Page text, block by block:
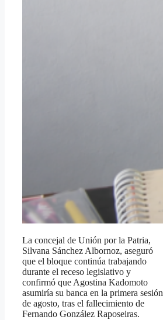
La concejal de Unión por la Patria,
Silvana Sánchez Albornoz, aseguró
que el bloque continúa trabajando
durante el receso legislativo y
confirmó que Agostina Kadomoto
asumiría su banca en la primera sesión
de agosto, tras el fallecimiento de
Fernando González Raposeiras.